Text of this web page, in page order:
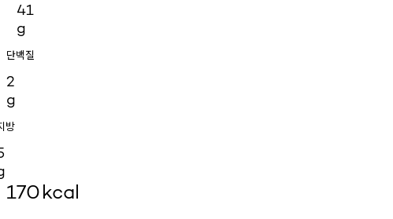
41
g
단백질
2
g
방
170kcal